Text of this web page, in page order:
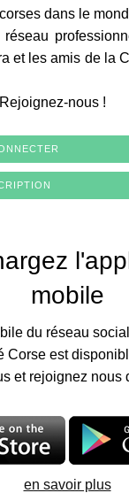
dans le
réseau
et les amis de la
nous !
mobile
du réseau
Corse est
et rejoignez nous
en savoir plus